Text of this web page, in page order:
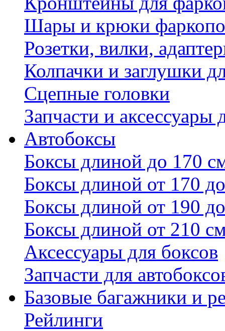
Шары и крюки
Розетки, вилки,
Колпачки и заглушки
Сцепные головки
Запчасти и аксессуары
Автобоксы
Боксы длиной до 170
Боксы длиной от 170
Боксы длиной от 190
Боксы длиной от 210
Аксессуары для боксов
Запчасти для
Базовые багажники и
Рейлинги